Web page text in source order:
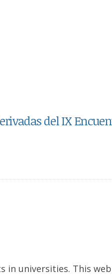
del IX
in universities. This